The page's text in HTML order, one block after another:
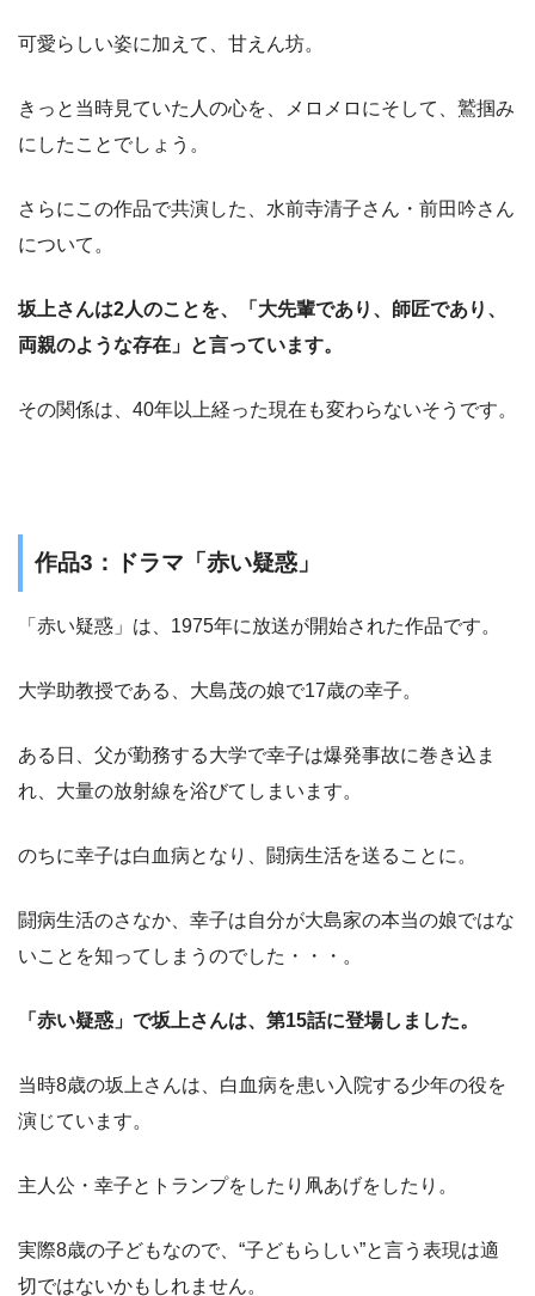
可愛らしい姿に加えて、甘えん坊。
きっと当時見ていた人の心を、メロメロにそして、鷲掴み
にしたことでしょう。
さらにこの作品で共演した、水前寺清子さん・前田吟さん
について。
坂上さんは2人のことを、「大先輩であり、師匠であり、
両親のような存在」と言っています。
その関係は、40年以上経った現在も変わらないそうです。
作品3：ドラマ「赤い疑惑」
「赤い疑惑」は、1975年に放送が開始された作品です。
大学助教授である、大島茂の娘で17歳の幸子。
ある日、父が勤務する大学で幸子は爆発事故に巻き込ま
れ、大量の放射線を浴びてしまいます。
のちに幸子は白血病となり、闘病生活を送ることに。
闘病生活のさなか、幸子は自分が大島家の本当の娘ではな
いことを知ってしまうのでした・・・。
「赤い疑惑」で坂上さんは、第15話に登場しました。
当時8歳の坂上さんは、白血病を患い入院する少年の役を
演じています。
主人公・幸子とトランプをしたり凧あげをしたり。
実際8歳の子どもなので、“子どもらしい”と言う表現は適
切ではないかもしれません。